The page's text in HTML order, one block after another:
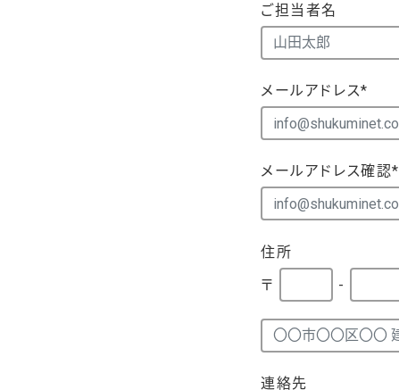
ご担当者名
メールアドレス*
メールアドレス確認*
住所
〒
-
連絡先